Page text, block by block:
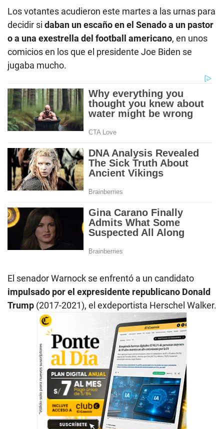
Los votantes acudieron este martes a las urnas para
decidir si daban un escaño en el Senado a un pastor
o a una exestrella del football americano, en unos
comicios en los que el presidente Joe Biden se
jugaba mucho.
El senador Warnock se enfrentó a un candidato
impulsado por el expresidente republicano Donald
Trump (2017-2021), el exdeportista Herschel Walker.